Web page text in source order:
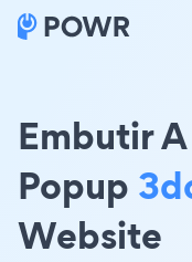
Embutir
Popup
Website